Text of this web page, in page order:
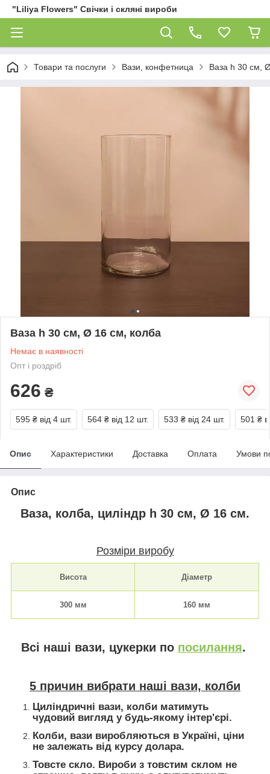
"Liliya Flowers" Свічки і скляні вироби
Товари та послуги Вази, конфетница Ваза h 30 см,
Ваза h 30 см, Ø 16 см, колба
Немає в наявності
Опт і роздріб
626 ₴
595 ₴ від 4 шт. 564 ₴ від 12 шт. 533 ₴ від 24 шт. 501 ₴
Опис Характеристики Доставка Оплата Умови
Опис
Ваза, колба, циліндр h 30 см, Ø 16 см.
Розміри виробу
Висота Діаметр
300 мм 160 мм
Всі наші вази, цукерки по посилання.
5 причин вибрати наші вази, колби
Циліндричні вази, колби матимуть
чудовий вигляд у будь-якому інтер'єрі.
Колби, вази виробляються в Україні, ціни
не залежать від курсу долара.
Товсте скло. Вироби з товстим склом не